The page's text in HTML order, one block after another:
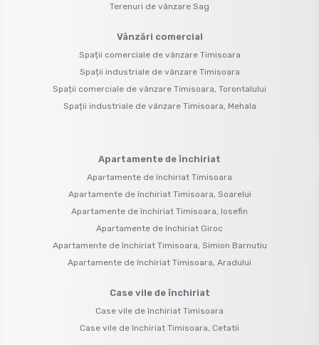
Terenuri de vânzare Sag
Vânzări comercial
Spații comerciale de vânzare Timisoara
Spații industriale de vânzare Timisoara
Spații comerciale de vânzare Timisoara, Torontalului
Spații industriale de vânzare Timisoara, Mehala
Apartamente de închiriat
Apartamente de închiriat Timisoara
Apartamente de închiriat Timisoara, Soarelui
Apartamente de închiriat Timisoara, Iosefin
Apartamente de închiriat Giroc
Apartamente de închiriat Timisoara, Simion Barnutiu
Apartamente de închiriat Timisoara, Aradului
Case vile de închiriat
Case vile de închiriat Timisoara
Case vile de închiriat Timisoara, Cetatii